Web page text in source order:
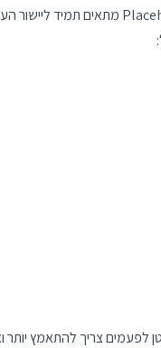
לפעמים צריך להתאמץ